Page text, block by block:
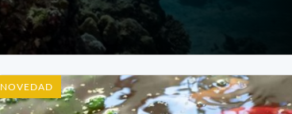
NOVEDAD